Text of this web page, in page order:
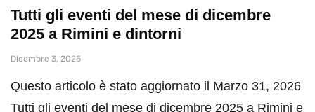
Tutti gli eventi del mese di dicembre
2025 a Rimini e dintorni
Dicembre 3, 2025
Questo articolo è stato aggiornato il Marzo 31, 2026
Tutti gli eventi del mese di dicembre 2025 a Rimini e